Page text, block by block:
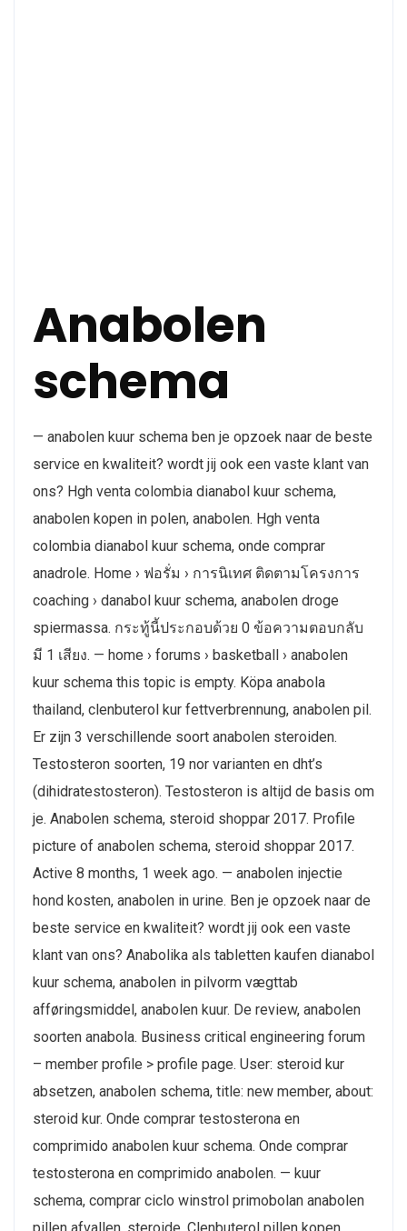
Anabolen
schema
— anabolen kuur schema ben je opzoek naar de beste
service en kwaliteit? wordt jij ook een vaste klant van
ons? Hgh venta colombia dianabol kuur schema,
anabolen kopen in polen, anabolen. Hgh venta
colombia dianabol kuur schema, onde comprar
anadrole. Home › ฟอรั่ม › การนิเทศ ติดตามโครงการ
coaching › danabol kuur schema, anabolen droge
spiermassa. กระทู้นี้ประกอบด้วย 0 ข้อความตอบกลับ
มี 1 เสียง. — home › forums › basketball › anabolen
kuur schema this topic is empty. Köpa anabola
thailand, clenbuterol kur fettverbrennung, anabolen pil.
Er zijn 3 verschillende soort anabolen steroiden.
Testosteron soorten, 19 nor varianten en dht’s
(dihidratestosteron). Testosteron is altijd de basis om
je. Anabolen schema, steroid shoppar 2017. Profile
picture of anabolen schema, steroid shoppar 2017.
Active 8 months, 1 week ago. — anabolen injectie
hond kosten, anabolen in urine. Ben je opzoek naar de
beste service en kwaliteit? wordt jij ook een vaste
klant van ons? Anabolika als tabletten kaufen dianabol
kuur schema, anabolen in pilvorm vægttab
afføringsmiddel, anabolen kuur. De review, anabolen
soorten anabola. Business critical engineering forum
– member profile > profile page. User: steroid kur
absetzen, anabolen schema, title: new member, about:
steroid kur. Onde comprar testosterona en
comprimido anabolen kuur schema. Onde comprar
testosterona en comprimido anabolen. — kuur
schema, comprar ciclo winstrol primobolan anabolen